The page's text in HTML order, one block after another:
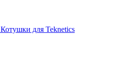
Котушки для Teknetics